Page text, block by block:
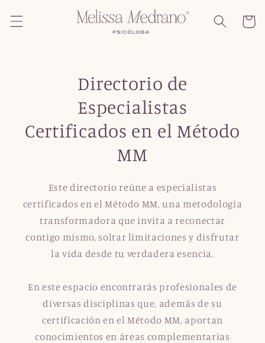
directamente
al contenido
Carrito
Directorio de
Especialistas
Certificados en el Método
MM
Este directorio reúne a especialistas
certificados en el Método MM, una metodología
transformadora que invita a reconectar
contigo mismo, soltar limitaciones y disfrutar
la vida desde tu verdadera esencia.
En este espacio encontrarás profesionales de
diversas disciplinas que, además de su
certificación en el Método MM, aportan
conocimientos en áreas complementarias